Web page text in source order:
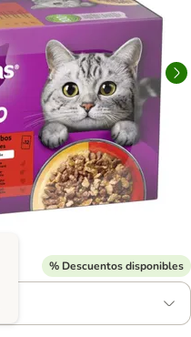
% Descuentos disponibles